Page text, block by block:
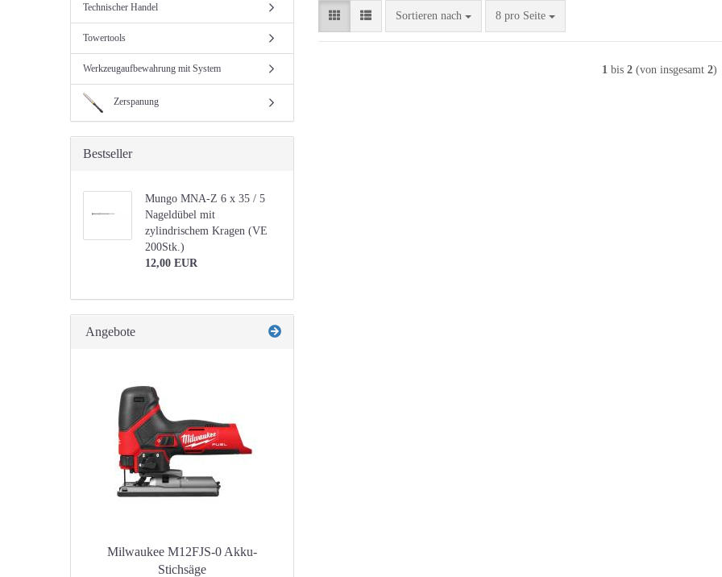
Sortieren nach
Sortieren nach 8 pro Seite
pro Seite
1bis 2(von insgesamt 2)
Technischer Handel
Towertools
Werkzeugaufbewahrung mit System
Zerspanung
Bestseller
Mungo MNA-Z 6 x 35 / 5
Nageldübel mit
zylindrischem Kragen (VE
200Stk.)
12,00 EUR
Angebote
Milwaukee M12FJS-0 Akku-
Stichsäge